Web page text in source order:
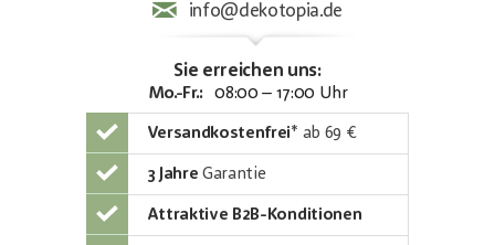
info@dekotopia.de
Sie erreichen uns:
Mo.-Fr.: 08:00 – 17:00 Uhr
Versandkostenfrei* ab 69 €
3 Jahre Garantie
Attraktive B2B-Konditionen